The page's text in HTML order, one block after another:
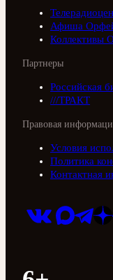
Афиша
Коллективы
Партнеры
Российская
///ТРАКТ
Правовая
Условия
Политика
Контактная